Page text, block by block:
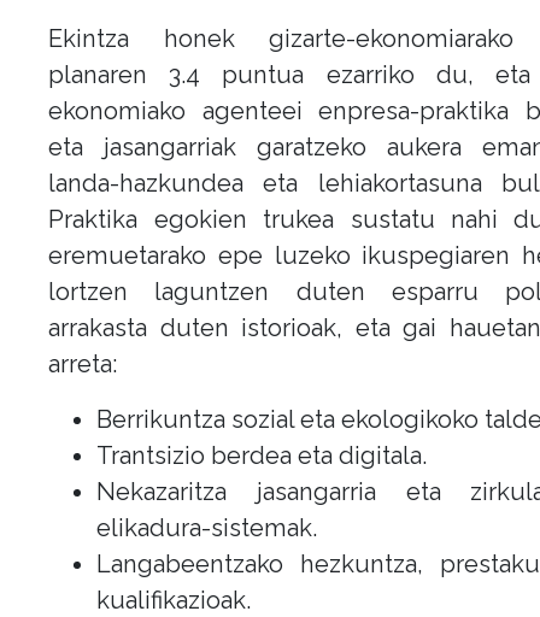
Ekintza honek gizarte-ekonomiarako
planaren 3.4 puntua ezarriko du, eta
ekonomiako agenteei enpresa-praktika
eta jasangarriak garatzeko aukera
landa-hazkundea eta lehiakortasuna
Praktika egokien trukea sustatu nahi
eremuetarako epe luzeko ikuspegiaren
lortzen laguntzen duten esparru
arrakasta duten istorioak, eta gai
arreta:
Berrikuntza sozial eta ekologikoko
Trantsizio berdea eta digitala.
Nekazaritza jasangarria eta
elikadura-sistemak.
Langabeentzako hezkuntza,
kualifikazioak.